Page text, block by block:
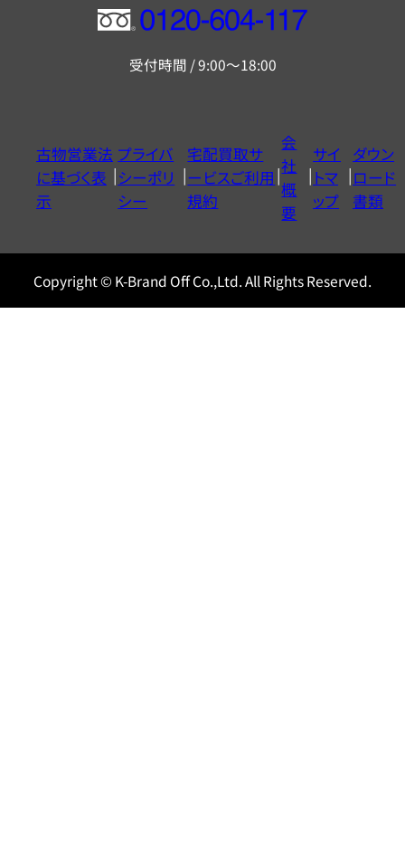
フ
ー
ヤ
ル
0120604117
受付時間 / 9:00～18:00
古物営業法
に基づく表
示
プライバ
シーポリ
シー
宅配買取サ
ービスご利用
規約
会
社
概
要
サイ
トマ
ップ
ダウン
ロード
書類
Copyright © K-Brand Off Co.,Ltd. All Rights Reserved.